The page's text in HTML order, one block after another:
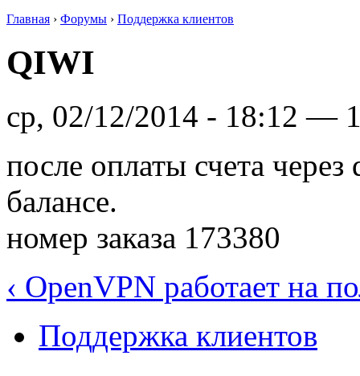
Главная › Форумы › Поддержка клиентов
QIWI
ср, 02/12/2014 - 18:12 —
после оплаты счета
балансе.
номер заказа 173380
‹ OpenVPN работает на
Поддержка клиентов